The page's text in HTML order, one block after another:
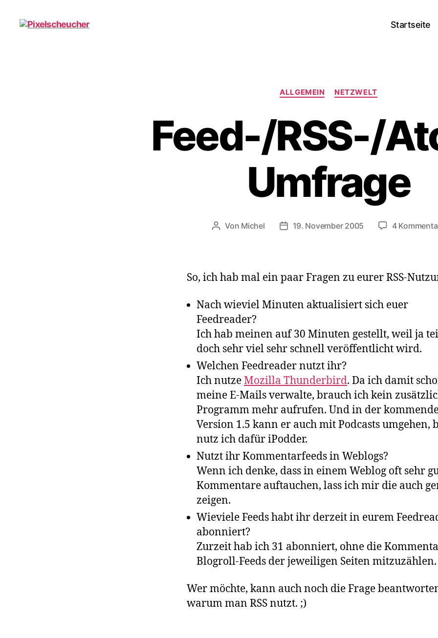
Startseite
Kategorien
ALLGEMEIN NETZWELT
Feed-/RSS-/
Umfrage
Beitragsautor
Von Michel Veröffentlichungsdatum
19. November 2005 4
So, ich hab mal ein paar Fragen zu eurer RSS-
Nach wieviel Minuten aktualisiert sich euer
Feedreader?
Ich hab meinen auf 30 Minuten gestellt, weil ja
doch sehr viel sehr schnell veröffentlicht wird.
Welchen Feedreader nutzt ihr?
Ich nutzeMozilla Thunderbird. Da ich damit
meine E-Mails verwalte, brauch ich kein
Programm mehr aufrufen. Und in der
Version 1.5 kann er auch mit Podcasts umgehen,
nutz ich dafür iPodder.
Nutzt ihr Kommentarfeeds in Weblogs?
Wenn ich denke, dass in einem Weblog oft sehr
Kommentare auftauchen, lass ich mir die auch
zeigen.
Wieviele Feeds habt ihr derzeit in eurem
abonniert?
Zurzeit hab ich 31 abonniert, ohne die
Blogroll-Feeds der jeweiligen Seiten mitzuzählen.
Wer möchte, kann auch noch die Frage
warum man RSSnutzt. ;)